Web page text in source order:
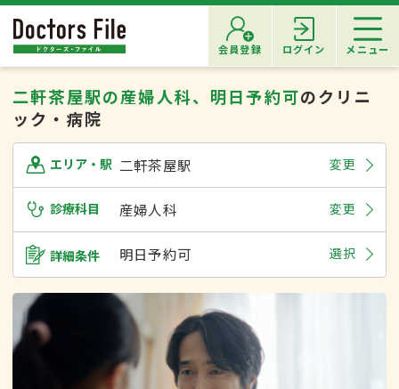
会員登録 ログイン メニュー
二軒茶屋駅の産婦人科、明日予約可のクリニ
ック・病院
エリア・駅 二軒茶屋駅 変更
診療科目 産婦人科 変更
詳細条件 明日予約可 選択